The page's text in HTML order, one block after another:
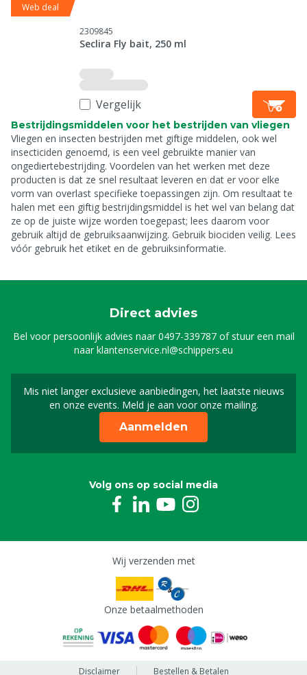
Web deal
2309845
Seclira Fly bait, 250 ml
Vergelijk
Bestrijdingsmiddelen voor het bestrijden van vliegen
Vliegen en insecten bestrijden met giftige middelen, ook wel
insecticiden genoemd, is een veel gebruikte manier van
ongediertebestrijding. Voordelen van het werken met deze
producten is dat ze snel resultaat leveren en dat er voor elke
vorm van overlast specifieke toepassingen zijn. Om resultaat te
halen met een giftig bestrijdingsmiddel is het wel van belang dat
ze op de juiste wijze worden toegepast; lees daarom voor
gebruik altijd de gebruiksaanwijzing. Gebruik biociden veilig. Lees
vóór gebruik het etiket en de gebruiksinformatie.
Direct advies
Bel voor persoonlijk advies naar0497-339787of stuur een mail
naarklantenservice.nl@schippers.eu
Mis niet langer exclusieve aanbiedingen, het laatste nieuws
en onze events. Meld je aan voor onze mailing.
Schrijf je in voor onze
Aanmelden
Volg ons op social media
Wij verzenden met
Onze betaalmethoden
Disclaimer Bestellen & Betalen